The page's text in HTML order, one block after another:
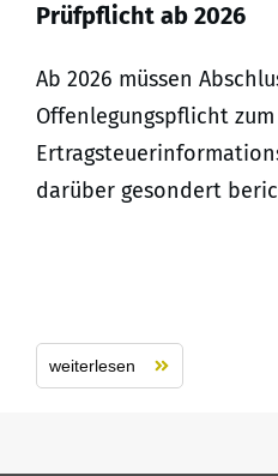
Prüfpflicht ab 2026
Ab 2026 müssen
Offenlegungspflicht zum
darüber gesondert
weiterlesen